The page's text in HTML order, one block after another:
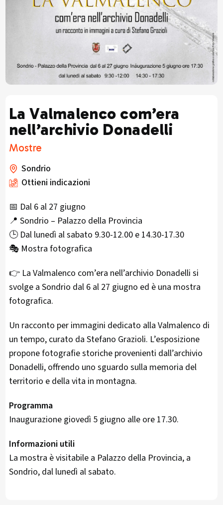
La Valmalenco com’era
nell’archivio Donadelli
Mostre
Sondrio
Ottieni indicazioni
📅 Dal 6 al 27 giugno
📍 Sondrio – Palazzo della Provincia
🕒 Dal lunedì al sabato 9.30-12.00 e 14.30-17.30
🎭 Mostra fotografica
👉 La Valmalenco com’era nell’archivio Donadelli si
svolge a Sondrio dal 6 al 27 giugno ed è una mostra
fotografica.
Un racconto per immagini dedicato alla Valmalenco di
un tempo, curato da Stefano Grazioli. L’esposizione
propone fotografie storiche provenienti dall’archivio
Donadelli, offrendo uno sguardo sulla memoria del
territorio e della vita in montagna.
Programma
Inaugurazione giovedì 5 giugno alle ore 17.30.
Informazioni utili
La mostra è visitabile a Palazzo della Provincia, a
Sondrio, dal lunedì al sabato.